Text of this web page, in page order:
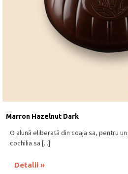
Marron Hazelnut Dark
O alună eliberată din coaja sa, pentru
cochilia sa [...]
Detalii